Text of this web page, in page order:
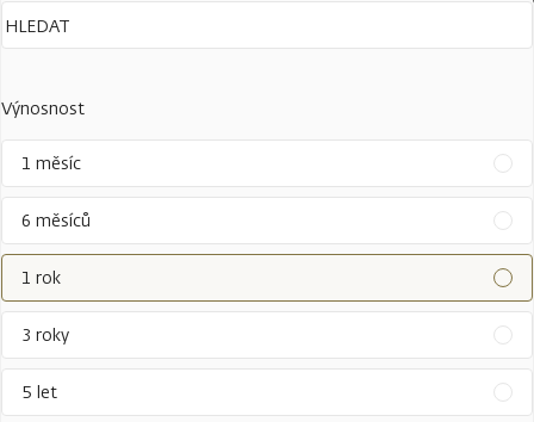
Výnosnost
1 měsíc
6 měsíců
1 rok
3 roky
5 let